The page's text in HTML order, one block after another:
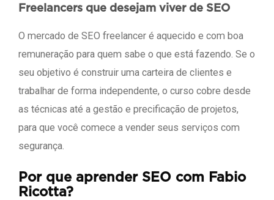
Freelancers que desejam viver de SEO
O mercado de SEO freelancer é aquecido e com boa
remuneração para quem sabe o que está fazendo. Se o
seu objetivo é construir uma carteira de clientes e
trabalhar de forma independente, o curso cobre desde
as técnicas até a gestão e precificação de projetos,
para que você comece a vender seus serviços com
segurança.
Por que aprender SEO com Fabio
Ricotta?